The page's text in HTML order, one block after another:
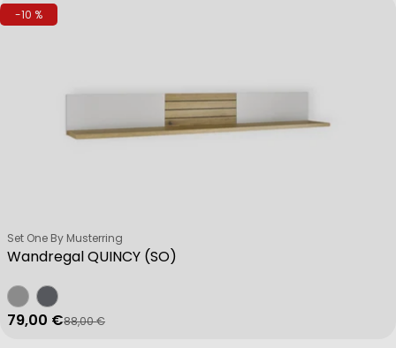
-10 %
Wandregal QUINCY (SO)
Verkäufer:
Set One By Musterring
Verkaufspreis
79,00 €
Regulärer Preis
88,00 €